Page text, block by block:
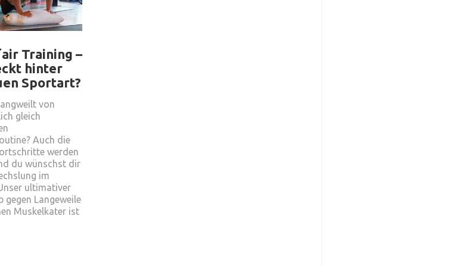
Training –
hinter
Sportart?
von
gleich
Auch die
werden
du wünschst dir
im
ultimativer
gegen Langeweile
Muskelkater ist